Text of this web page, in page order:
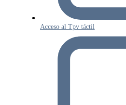
Acceso al Tpv táctil